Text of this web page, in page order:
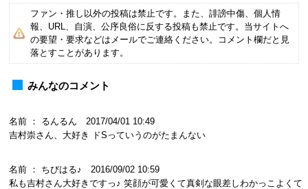
ファン・推し以外の投稿は禁止です。また、誹謗中傷、個人情
報、URL、自演、公序良俗に反する投稿も禁止です。当サイトへ
の要望・要求などはメールでご連絡ください。コメント欄だと見
落とすことがあります。
みんなのコメント
名前 ： るんるん 2017/04/01 10:49
吉村崇さん、大好き ドSっていうのがたまんない
名前 ： ちびはる♪ 2016/09/02 10:59
私も吉村さん大好きですっ♪ 笑顔が可愛くて真剣な眼差しわかっこよくて